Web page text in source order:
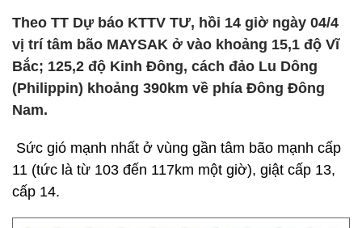
Theo TT Dự báo KTTV TƯ, hồi 14 giờ ngày 04/4
vị trí tâm bão MAYSAK ở vào khoảng 15,1 độ Vĩ
Bắc; 125,2 độ Kinh Đông, cách đảo Lu Dông
(Philippin) khoảng 390km về phía Đông Đông
Nam.
Sức gió mạnh nhất ở vùng gần tâm bão mạnh cấp
11 (tức là từ 103 đến 117km một giờ), giật cấp 13,
cấp 14.